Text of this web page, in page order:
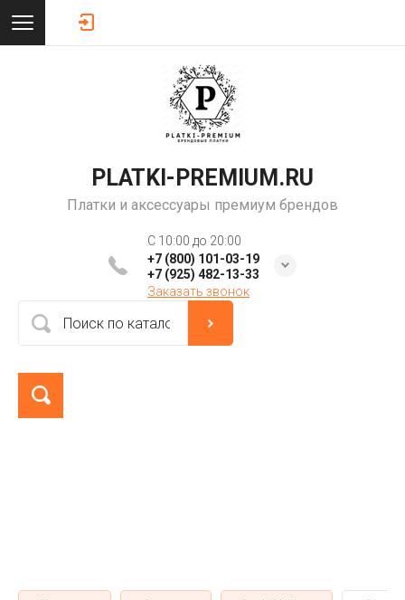
PLATKI-PREMIUM.RU
Платки и аксессуары премиум брендов
C 10:00 до 20:00
+7 (800) 101-03-19
+7 (925) 482-13-33
Заказать звонок